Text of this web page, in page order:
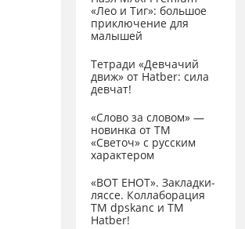
«Лео и Тиг»: большое
приключение для
малышей
Тетради «Девчачий
движ» от Hatber: сила
девчат!
«Слово за словом» —
новинка от ТМ
«Светоч» с русским
характером
«ВОТ ЕНОТ». Закладки-
ляссе. Коллаборация
TM dpskanc и ТМ
Hatber!